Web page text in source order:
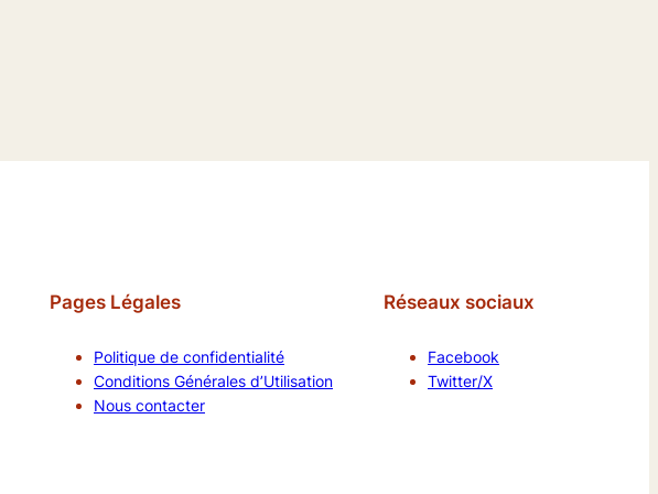
Pages Légales
Politique de confidentialité
Conditions Générales d’Utilisation
Nous contacter
Réseaux sociaux
Facebook
Twitter/X